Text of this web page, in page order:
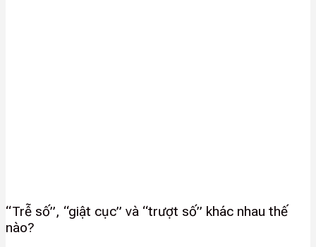
“Trễ số”, “giật cục” và “trượt số” khác nhau thế
nào?